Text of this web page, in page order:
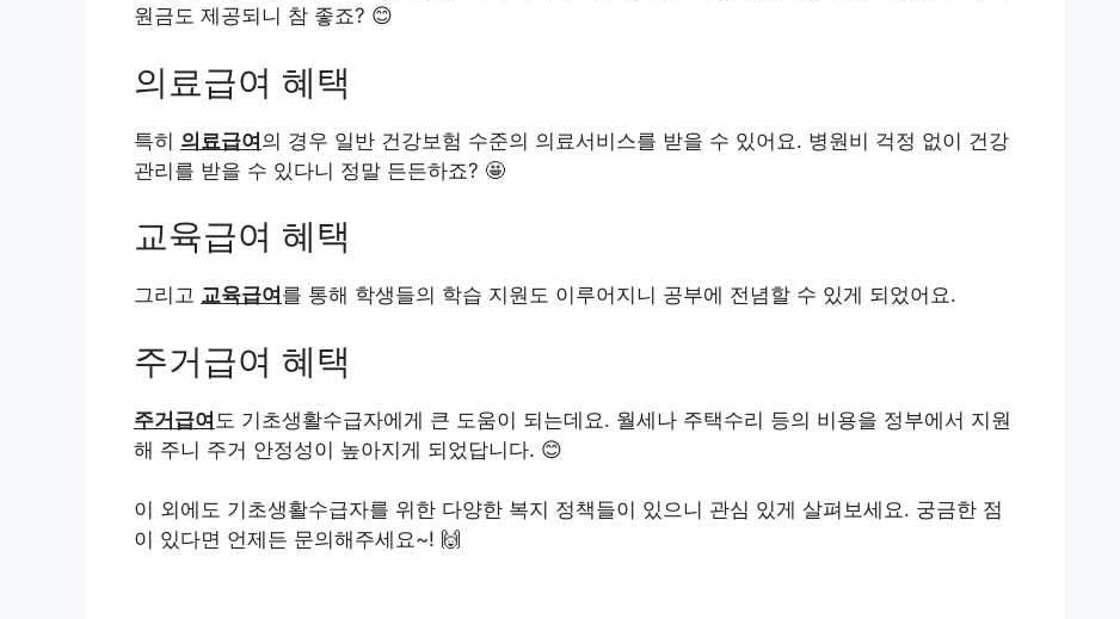
원금도 제공되니 참 좋죠? 😊
의료급여 혜택
특히 의료급여의 경우 일반 건강보험 수준의 의료서비스를 받을 수 있어요. 병원비 걱정 없이 건강
관리를 받을 수 있다니 정말 든든하죠? 🤩
교육급여 혜택
그리고 교육급여 를 통해 학생들의 학습 지원도 이루어지니 공부에 전념할 수 있게 되었어요.
주거급여 혜택
주거급여 도 기초생활수급자에게 큰 도움이 되는데요. 월세나 주택수리 등의 비용을 정부에서 지원
해 주니 주거 안정성이 높아지게 되었답니다. 😊
이 외에도 기초생활수급자를 위한 다양한 복지 정책들이 있으니 관심 있게 살펴보세요. 궁금한 점
이 있다면 언제든 문의해주세요~! 🙌